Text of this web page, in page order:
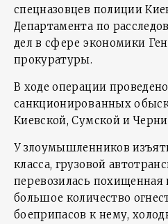
спецназовцев полиции
Департамента по
дел в сфере экономики
прокуратуры.
В ходе операции
санкционированных
Киевской, Сумской и
У злоумышленников
класса, грузовой
перевозилась похищенная
большое количество
боеприпасов к нему,